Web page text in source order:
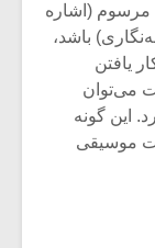
مرسوم (اشاره
باشد،
یافتن
می‌توان
این گونه
موسیقی